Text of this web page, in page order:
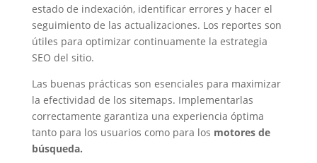
estado de indexación, identificar errores y hacer el
seguimiento de las actualizaciones. Los reportes son
útiles para optimizar continuamente la estrategia
SEO del sitio.
Las buenas prácticas son esenciales para maximizar
la efectividad de los sitemaps. Implementarlas
correctamente garantiza una experiencia óptima
tanto para los usuarios como para los motores de
búsqueda.